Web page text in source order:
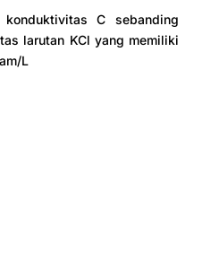
C sebanding
larutan KCl yang memiliki
L